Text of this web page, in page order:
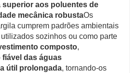
superior aos poluentes de
mecânica robustaOs
cumprem padrões ambientais
sozinhos ou como parte
composto,
fiável das águas
útil prolongada, tornando-os